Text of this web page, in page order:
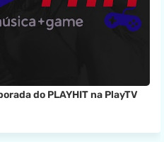
do PLAYHIT na PlayTV